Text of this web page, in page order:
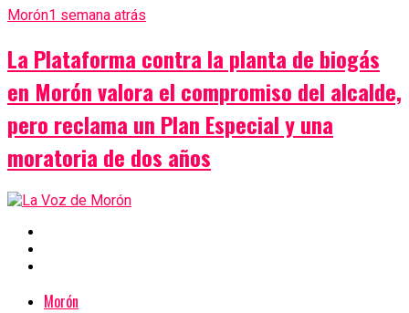
Morón1 semana atrás
La Plataforma contra la planta de biogás
en Morón valora el compromiso del alcalde,
pero reclama un Plan Especial y una
moratoria de dos años
Morón